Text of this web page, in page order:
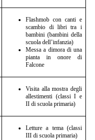
Flashmob con canti e
scambio di libri tra i
bambini (bambini della
scuola dell’infanzia)
Messa a dimora di una
pianta in onore di
Falcone
Visita alla mostra degli
allestimenti (classi I e
II di scuola primaria)
Letture a tema (classi
III di scuola primaria)